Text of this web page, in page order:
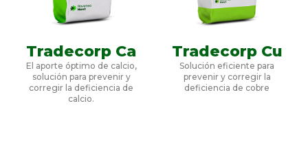
Tradecorp Ca
El aporte óptimo de calcio,
solución para prevenir y
corregir la deficiencia de
calcio.
Tradecorp Cu
Solución eficiente para
prevenir y corregir la
deficiencia de cobre